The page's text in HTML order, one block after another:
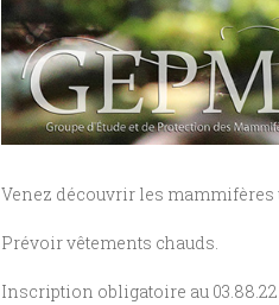
Venez découvrir les mammifères
Prévoir vêtements chauds.
Inscription obligatoire au